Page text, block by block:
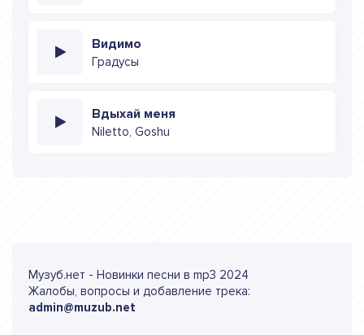
Видимо
Градусы
Вдыхай меня
Niletto, Goshu
Музуб.нет - Новинки песни в mp3 2024
Жалобы, вопросы и добавление трека:
admin@muzub.net